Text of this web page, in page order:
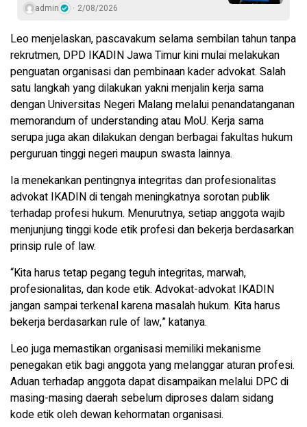
admin 2/08/2026
Leo menjelaskan, pascavakum selama sembilan tahun tanpa
rekrutmen, DPD IKADIN Jawa Timur kini mulai melakukan
penguatan organisasi dan pembinaan kader advokat. Salah
satu langkah yang dilakukan yakni menjalin kerja sama
dengan Universitas Negeri Malang melalui penandatanganan
memorandum of understanding atau MoU. Kerja sama
serupa juga akan dilakukan dengan berbagai fakultas hukum
perguruan tinggi negeri maupun swasta lainnya.
Ia menekankan pentingnya integritas dan profesionalitas
advokat IKADIN di tengah meningkatnya sorotan publik
terhadap profesi hukum. Menurutnya, setiap anggota wajib
menjunjung tinggi kode etik profesi dan bekerja berdasarkan
prinsip rule of law.
“Kita harus tetap pegang teguh integritas, marwah,
profesionalitas, dan kode etik. Advokat-advokat IKADIN
jangan sampai terkenal karena masalah hukum. Kita harus
bekerja berdasarkan rule of law,” katanya.
Leo juga memastikan organisasi memiliki mekanisme
penegakan etik bagi anggota yang melanggar aturan profesi.
Aduan terhadap anggota dapat disampaikan melalui DPC di
masing-masing daerah sebelum diproses dalam sidang
kode etik oleh dewan kehormatan organisasi.